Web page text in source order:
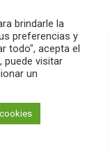
menu pause PLAY
el estreno
brindarle la
preferencias y
todo", acepta el
puede visitar
un